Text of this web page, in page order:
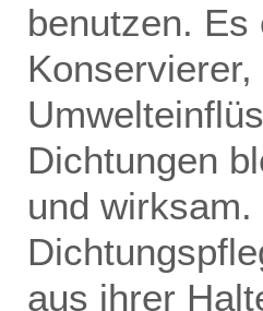
benutzen.
Dichtungen
und
aus ihrer